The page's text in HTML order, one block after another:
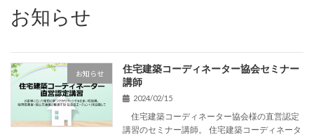
お知らせ
お知らせ
住宅建築コーディネーター協会セミナー
講師
2024/02/15
住宅建築コーディネーター協会様の直営認定
講習のセミナー講師。 住宅建築コーディネータ